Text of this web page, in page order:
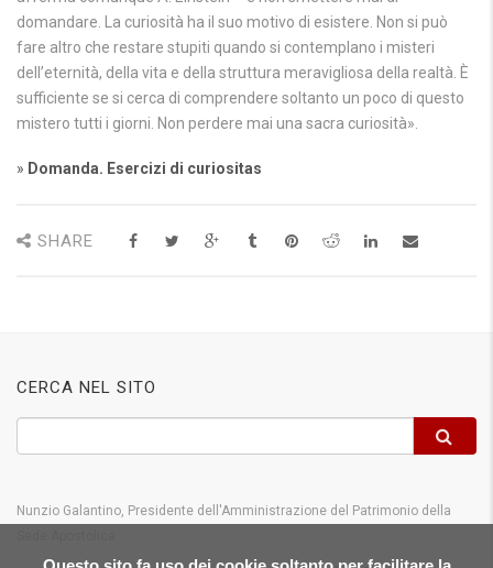
domandare. La curiosità ha il suo motivo di esistere. Non si può
fare altro che restare stupiti quando si contemplano i misteri
dell’eternità, della vita e della struttura meravigliosa della realtà. È
sufficiente se si cerca di comprendere soltanto un poco di questo
mistero tutti i giorni. Non perdere mai una sacra curiosità».
» Domanda. Esercizi di curiositas
SHARE
CERCA NEL SITO
Nunzio Galantino, Presidente dell'Amministrazione del Patrimonio della